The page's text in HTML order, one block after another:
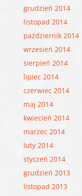
grudzień 2014
listopad 2014
październik 2014
wrzesień 2014
sierpień 2014
lipiec 2014
czerwiec 2014
maj 2014
kwiecień 2014
marzec 2014
luty 2014
styczeń 2014
grudzień 2013
listopad 2013